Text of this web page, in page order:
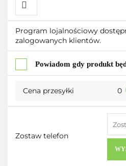
Do
przechowalni
Program lojalnościowy
zalogowanych klientów.
Powiadom gdy produkt
Cena przesyłki 0
Zostaw telefon